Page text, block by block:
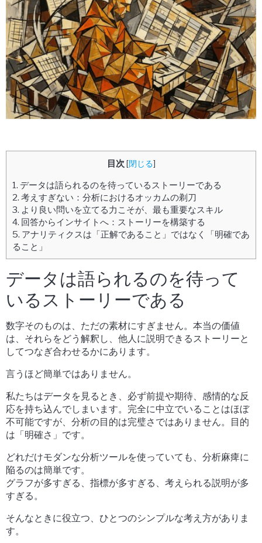
目次 [閉じる]
1. データは語られるのを待っているストーリーである
2. 考えすぎない：分析におけるオッカムの剃刀
3. より良い問いを立てる力こそが、最も重要なスキル
4. 回答からインサイトへ：ストーリーを構築する
5. アナリティクスは「正解であること」ではなく「明確であ
ること」
データは語られるのを待って
いるストーリーである
数字そのものは、ただの素材にすぎません。本当の価値
は、それらをどう解釈し、他人に説明できるストーリーと
してつなぎ合わせるかにあります。
言うほど簡単ではありません。
私たちはデータを見るとき、必ず前提や期待、感情的な反
応を持ち込んでしまいます。完全に中立でいることはほぼ
不可能ですが、分析の目的は完璧さではありません。目的
は「明確さ」です。
どれだけモダンな分析ツールを使っていても、分析麻痺に
陥るのは簡単です。
グラフが多すぎる、指標が多すぎる、考えられる説明が多
すぎる。
そんなときに役立つ、ひとつのシンプルな考え方がありま
す。